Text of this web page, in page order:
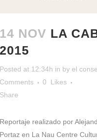
14 NOV LA
2015
Posted at 12:34h in by el
Comments
0
Likes
Share
Reportaje realizado por
Portaz en La Nau Centre